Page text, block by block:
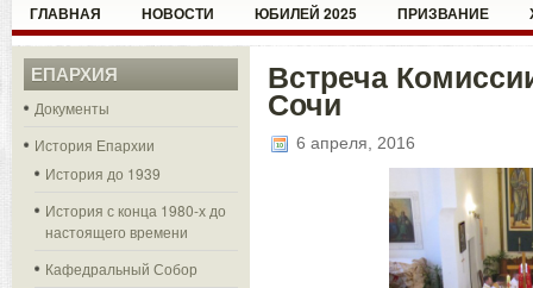
ГЛАВНАЯ НОВОСТИ ЮБИЛЕЙ 2025 ПРИЗВАНИЕ
ЕПАРХИЯ
Документы
История Епархии
История до 1939
История с конца 1980-х до
настоящего времени
Кафедральный Собор
Встреча
Сочи
6 апреля, 2016